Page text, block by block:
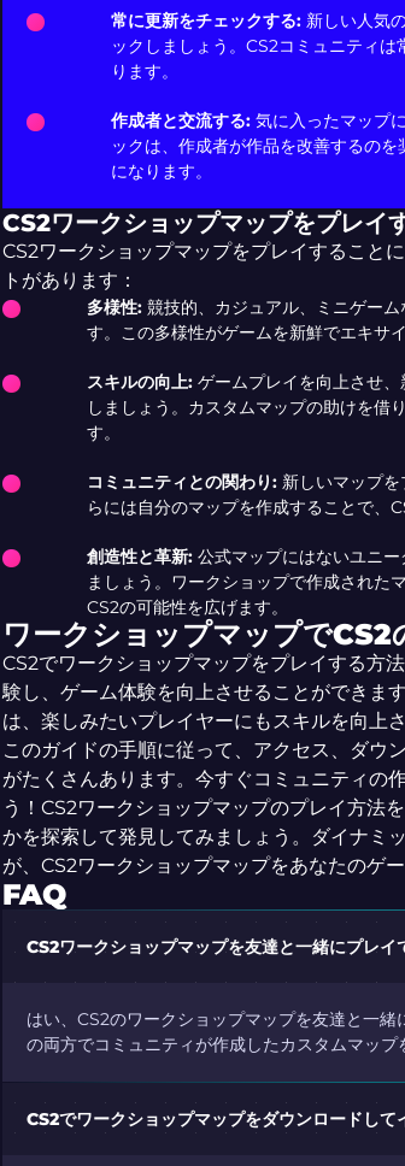
常に更新をチェックする:新しい人気
ックしましょう。CS2コミュニティ
ります。
作成者と交流する:気に入ったマップ
ックは、作成者が作品を改善するの
になります。
CS2ワークショップマップをプレイ
CS2ワークショップマップをプレイすること
トがあります：
多様性:競技的、カジュアル、ミニゲー
す。この多様性がゲームを新鮮でエキサ
スキルの向上:ゲームプレイを向上させ、
しましょう。カスタムマップの助けを借
す。
コミュニティとの関わり:新しいマップを
らには自分のマップを作成することで、
創造性と革新: 公式マップにはないユニ
ましょう。ワークショップで作成された
CS2の可能性を広げます。
ワークショップマップでCS2
CS2でワークショップマップをプレイする方
験し、ゲーム体験を向上させることができま
は、楽しみたいプレイヤーにもスキルを向上
このガイドの手順に従って、アクセス、ダウ
がたくさんあります。今すぐコミュニティの
う！CS2ワークショップマップのプレイ方法
かを探索して発見してみましょう。ダイナミ
が、CS2ワークショップマップをあなたのゲ
FAQ
CS2ワークショップマップを友達と一緒にプレイ
はい、CS2のワークショップマップを友達と一
の両方でコミュニティが作成したカスタムマップ
CS2でワークショップマップをダウンロードして